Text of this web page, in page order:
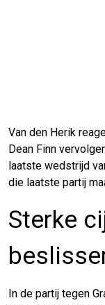
Van den Herik
Dean Finn
laatste wedstrijd
die laatste partij
Sterke
In de partij tegen